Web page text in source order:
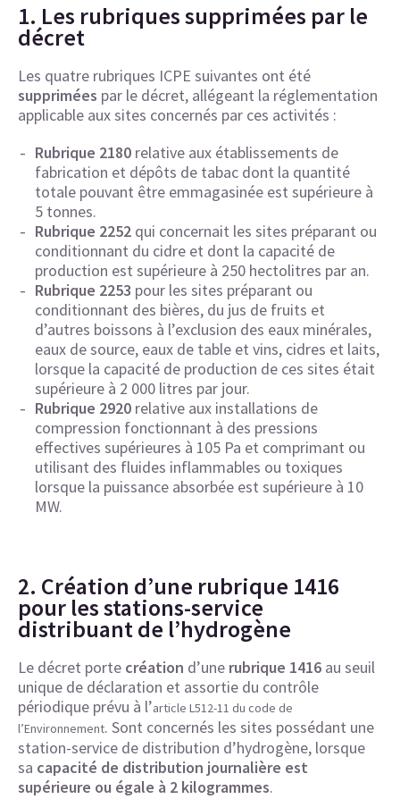
1. Les rubriques supprimées par le
décret
Les quatre rubriques ICPE suivantes ont été
supprimées par le décret, allégeant la réglementation
applicable aux sites concernés par ces activités :
Rubrique 2180 relative aux établissements de
fabrication et dépôts de tabac dont la quantité
totale pouvant être emmagasinée est supérieure à
5 tonnes.
Rubrique 2252 qui concernait les sites préparant ou
conditionnant du cidre et dont la capacité de
production est supérieure à 250 hectolitres par an.
Rubrique 2253 pour les sites préparant ou
conditionnant des bières, du jus de fruits et
d’autres boissons à l’exclusion des eaux minérales,
eaux de source, eaux de table et vins, cidres et laits,
lorsque la capacité de production de ces sites était
supérieure à 2 000 litres par jour.
Rubrique 2920 relative aux installations de
compression fonctionnant à des pressions
effectives supérieures à 105 Pa et comprimant ou
utilisant des fluides inflammables ou toxiques
lorsque la puissance absorbée est supérieure à 10
MW.
2. Création d’une rubrique 1416
pour les stations-service
distribuant de l’hydrogène
Le décret porte création d’une rubrique 1416 au seuil
unique de déclaration et assortie du contrôle
périodique prévu à l’article L512-11 du code de
l’Environnement. Sont concernés les sites possédant une
station-service de distribution d’hydrogène, lorsque
sa capacité de distribution journalière est
supérieure ou égale à 2 kilogrammes.